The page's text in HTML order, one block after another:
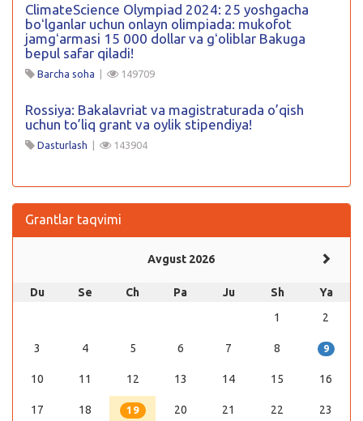
ClimateScience Olympiad 2024: 25 yoshgacha
boʻlganlar uchun onlayn olimpiada: mukofot
jamgʻarmasi 15 000 dollar va gʻoliblar Bakuga
bepul safar qiladi!
Barcha soha | 149709
Rossiya: Bakalavriat va magistraturada o’qish
uchun to’liq grant va oylik stipendiya!
Dasturlash | 143904
Grantlar taqvimi
Avgust 2026
Du Se Ch Pa Ju Sh
Ya
1
2
3 4 5 6 7 8 9
10 11 12 13 14 15 16
17 18 19 20 21 22 23